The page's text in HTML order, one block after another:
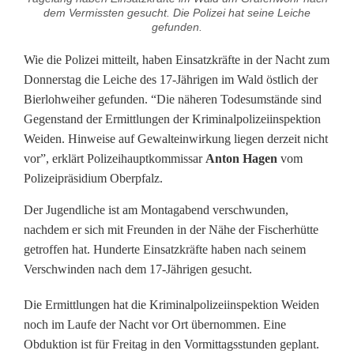
7
a
u
s
G
r
a
f
e
n
w
dem Vermissten gesucht. Die Polizei hat seine Leiche
gefunden.
Wie die Polizei mitteilt, haben Einsatzkräfte in der Nacht zum
Donnerstag die Leiche des 17-Jährigen im Wald östlich der
Bierlohweiher gefunden. “Die näheren Todesumstände sind
Gegenstand der Ermittlungen der Kriminalpolizeiinspektion
Weiden. Hinweise auf Gewalteinwirkung liegen derzeit nicht
vor”, erklärt Polizeihauptkommissar Anton Hagen vom
Polizeipräsidium Oberpfalz.
Der Jugendliche ist am Montagabend verschwunden,
nachdem er sich mit Freunden in der Nähe der Fischerhütte
getroffen hat. Hunderte Einsatzkräfte haben nach seinem
Verschwinden nach dem 17-Jährigen gesucht.
Die Ermittlungen hat die Kriminalpolizeiinspektion Weiden
noch im Laufe der Nacht vor Ort übernommen. Eine
Obduktion ist für Freitag in den Vormittagsstunden geplant.